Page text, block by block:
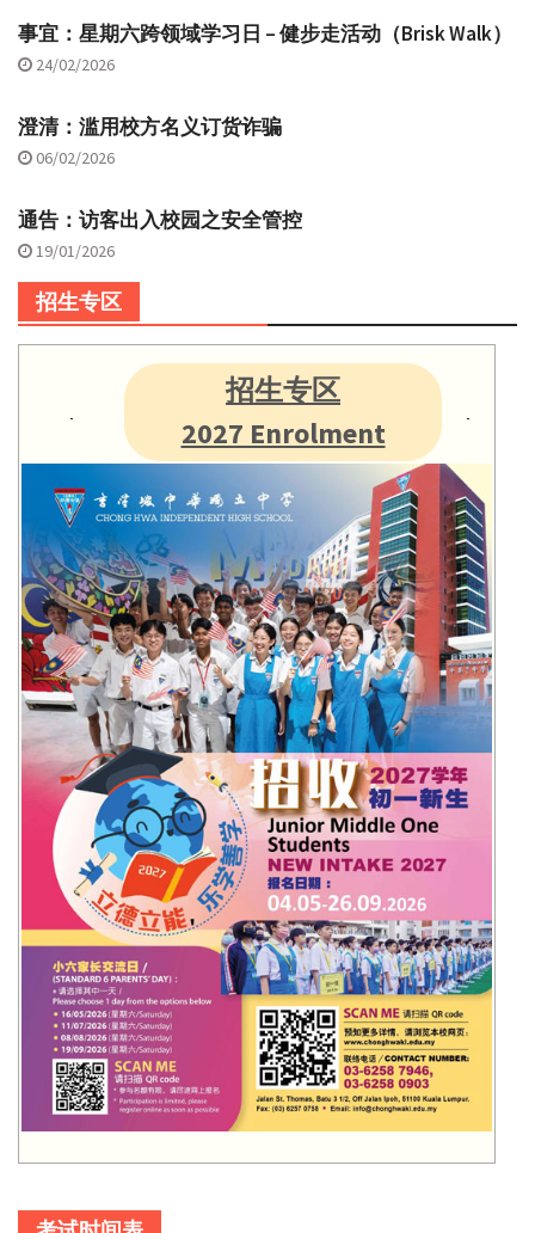
事宜：星期六跨领域学习日 – 健步走活动（Brisk Walk）
24/02/2026
澄清：滥用校方名义订货诈骗
06/02/2026
通告：访客出入校园之安全管控
19/01/2026
招生专区
招生专区
2027 Enrolment